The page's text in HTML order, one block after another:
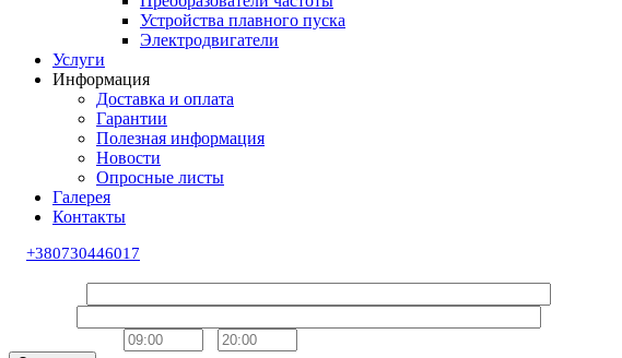
Устройства плавного пуска
Электродвигатели
Услуги
Информация
Доставка и оплата
Гарантии
Полезная информация
Новости
Опросные листы
Галерея
Контакты
+380730446017